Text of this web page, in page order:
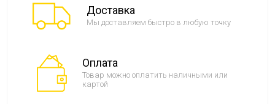
Доставка
Мы доставляем быстро в любую точку
Оплата
Товар можно оплатить наличными или
картой